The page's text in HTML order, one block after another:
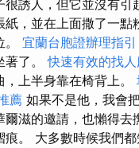
很誘人，但它並沒有引
紙，並在上面撒了一點
宜蘭台胞證辦理指引
著了。快速有效的找
上半身靠在椅背上。
薦 如果不是他，我會
爾滋的邀請，也懶得去
痕。 大多數時候我們